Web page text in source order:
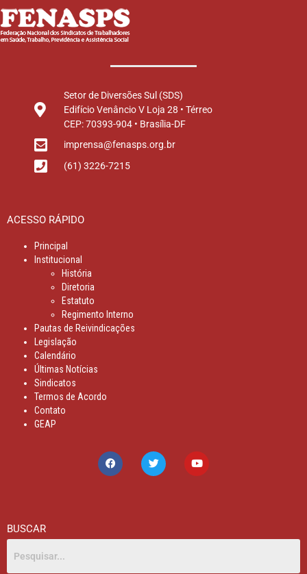
Setor de Diversões Sul (SDS)
Edifício Venâncio V Loja 28 • Térreo
CEP: 70393-904 • Brasília-DF
imprensa@fenasps.org.br
(61) 3226-7215
ACESSO RÁPIDO
Principal
Institucional
História
Diretoria
Estatuto
Regimento Interno
Pautas de Reivindicações
Legislação
Calendário
Últimas Notícias
Sindicatos
Termos de Acordo
Contato
GEAP
BUSCAR